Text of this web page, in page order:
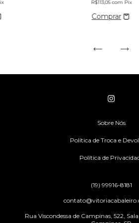
R$113,05com Pix
Sobre Nós
Política de Troca e
Política de
(19) 99916-8181
Rua Viscondessa de Campinas, 522,